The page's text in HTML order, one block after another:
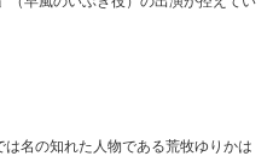
名の知れた人物である荒牧ゆりかは